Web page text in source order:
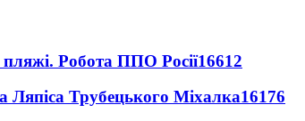
Робота ППО Росії16612
Ляпіса Трубецького Міхалка16176